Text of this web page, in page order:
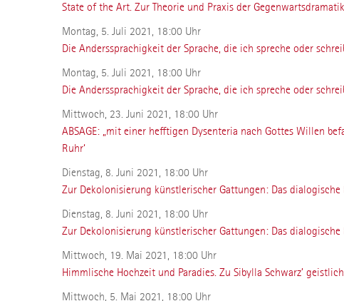
State of the Art. Zur Theorie und Praxis der Gegenwartsdramatik
Montag, 5. Juli 2021, 18:00 Uhr
Die Anderssprachigkeit der Sprache, die ich spreche oder
Montag, 5. Juli 2021, 18:00 Uhr
Die Anderssprachigkeit der Sprache, die ich spreche oder
Mittwoch, 23. Juni 2021, 18:00 Uhr
ABSAGE: „mit einer hefftigen Dysenteria nach Gottes Willen
Ruhr‘
Dienstag, 8. Juni 2021, 18:00 Uhr
Zur Dekolonisierung künstlerischer Gattungen: Das
Dienstag, 8. Juni 2021, 18:00 Uhr
Zur Dekolonisierung künstlerischer Gattungen: Das
Mittwoch, 19. Mai 2021, 18:00 Uhr
Himmlische Hochzeit und Paradies. Zu Sibylla Schwarz’
Mittwoch, 5. Mai 2021, 18:00 Uhr